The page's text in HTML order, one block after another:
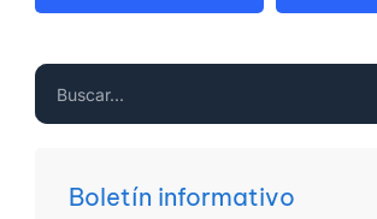
Boletín informativo